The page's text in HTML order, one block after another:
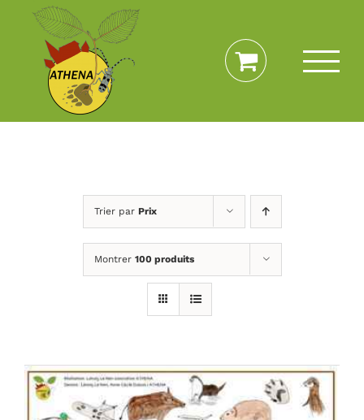
Passer
contenu
Trier par Prix
Montrer 100 produits